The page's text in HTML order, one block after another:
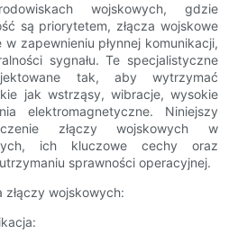
wojskowych, gdzie
są priorytetem, złącza wojskowe
zapewnieniu płynnej komunikacji,
sygnału. Te specjalistyczne
tak, aby wytrzymać
jak wstrząsy, wibracje, wysokie
elektromagnetyczne. Niniejszy
złączy wojskowych w
ich kluczowe cechy oraz
sprawności operacyjnej.
złączy wojskowych: